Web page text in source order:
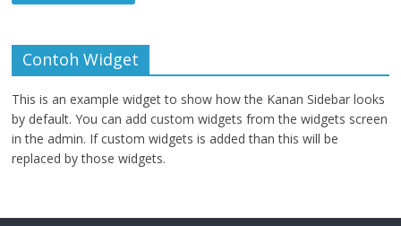
Contoh Widget
This is an example widget to show how the Kanan Sidebar looks
by default. You can add custom widgets from the widgets screen
in the admin. If custom widgets is added than this will be
replaced by those widgets.